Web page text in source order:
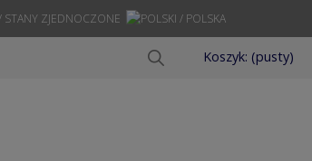
Koszyk: (pusty)